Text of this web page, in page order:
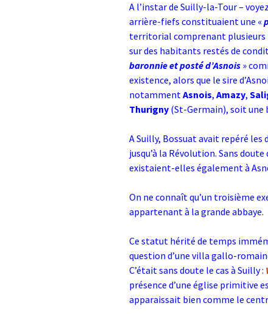
A l’instar de Suilly-la-Tour –
arrière-fiefs constituaient une «
territorial comprenant plusieurs
sur des habitants restés de
baronnie et posté d’Asnois »
existence, alors que le sire
notammentAsnois, Amazy,
Thurigny (St-Germain), soit une
A Suilly, Bossuat avait repéré
jusqu’à la Révolution. Sans
existaient-elles également à
On ne connaît qu’un troisième
appartenant à la grande abbaye.
Ce statut hérité de temps
question d’une villa gallo-
C’était sans doute le cas à Suilly :
présence d’une église primitive
apparaissait bien comme le